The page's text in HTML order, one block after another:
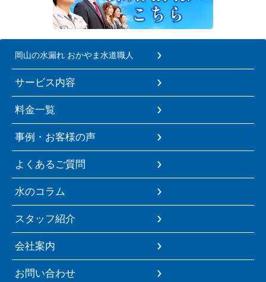
岡山の水漏れ おかやま水道職人
サービス内容
料金一覧
事例・お客様の声
よくあるご質問
水のコラム
スタッフ紹介
会社案内
お問い合わせ